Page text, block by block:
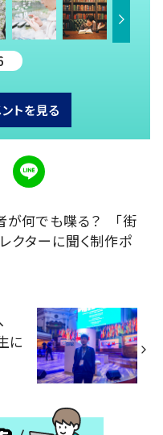
トを見る
が何でも喋る？ 「街
クターに聞く制作ポ
に